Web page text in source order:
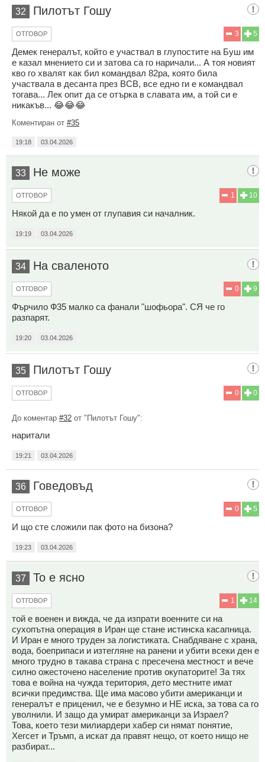
32 Пилотът Гошу
5
3
ОТГОВОР
Демек генералът, който е участвал в глупостите на Буш им
е казал мнението си и затова са го наричали... А тоя новият
кво го хвалят как бил командвал 82ра, която била
участвала в десанта през ВСВ, все едно ги е командвал
тогава... Лек опит да се отърка в славата им, а той си е
никакъв... 😂😂😂
Коментиран от #35
19:18 03.04.2026
33 Не може
10
1
ОТГОВОР
Някой да е по умен от глупавия си началник.
19:19 03.04.2026
34 На сваленото
9
0
ОТГОВОР
Фърчило Ф35 малко са фанали "шофьора". СЯ че го
разпарят.
19:20 03.04.2026
35 Пилотът Гошу
0
0
ОТГОВОР
До коментар #32 от "Пилотът Гошу":
наритали
19:21 03.04.2026
36 Говедовъд
5
0
ОТГОВОР
И що сте сложили пак фото на бизона?
19:23 03.04.2026
37 То е ясно
14
1
ОТГОВОР
той е военен и вижда, че да изпрати военните си на
сухопътна операция в Иран ще стане истинска касапница.
И Иран е много труден за логистиката. Снабдяване с храна,
вода, боеприпаси и изтегляне на ранени и убити всеки ден е
много трудно в такава страна с пресечена местност и вече
силно ожесточено население против окупаторите! За тях
това е война на чужда територия, дето местните имат
всички предимства. Ще има масово убити американци и
генералът е приценил, че е безумно и НЕ иска, за това са го
уволнили. И защо да умират американци за Израел?
Това, което тези милиардери хабер си нямат понятие,
Хегсет и Тръмп, а искат да правят нещо, от което нищо не
разбират...